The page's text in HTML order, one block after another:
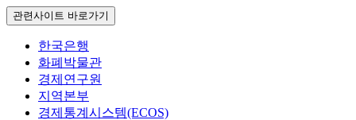
관련사이트 바로가기
한국은행
화폐박물관
경제연구원
지역본부
경제통계시스템(ECOS)